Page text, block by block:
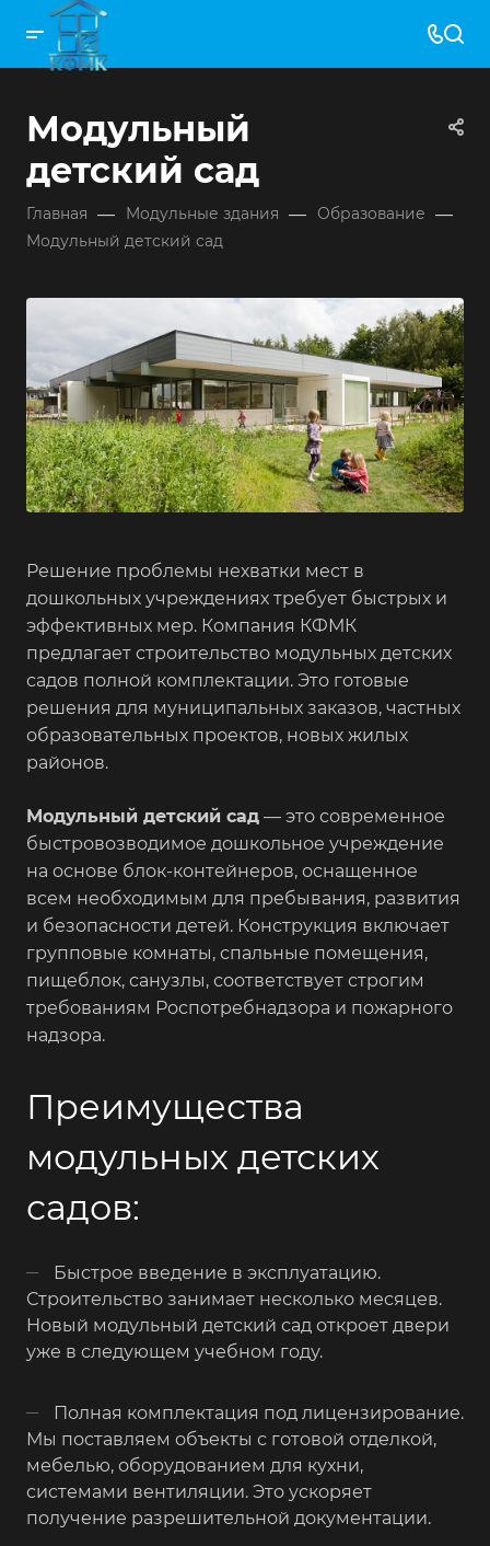
Модульный
детский сад
Главная — Модульные здания — Образование —
Модульный детский сад
Решение проблемы нехватки мест в
дошкольных учреждениях требует быстрых и
эффективных мер. Компания КФМК
предлагает строительство модульных детских
садов полной комплектации. Это готовые
решения для муниципальных заказов, частных
образовательных проектов, новых жилых
районов.
Модульный детский сад — это современное
быстровозводимое дошкольное учреждение
на основе блок-контейнеров, оснащенное
всем необходимым для пребывания, развития
и безопасности детей. Конструкция включает
групповые комнаты, спальные помещения,
пищеблок, санузлы, соответствует строгим
требованиям Роспотребнадзора и пожарного
надзора.
Преимущества
модульных детских
садов:
Быстрое введение в эксплуатацию.
Строительство занимает несколько месяцев.
Новый модульный детский сад откроет двери
уже в следующем учебном году.
Полная комплектация под лицензирование.
Мы поставляем объекты с готовой отделкой,
мебелью, оборудованием для кухни,
системами вентиляции. Это ускоряет
получение разрешительной документации.